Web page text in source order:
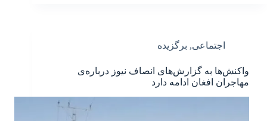
اجتماعی, برگزیده
واکنش‌ها به گزارش‌های انصاف نیوز درباره‌ی
مهاجران افغان ادامه دارد